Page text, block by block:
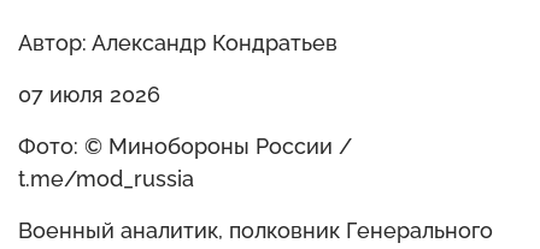
Автор: Александр Кондратьев
07 июля 2026
Фото: © Минобороны России /
t.me/mod_russia
Военный аналитик, полковник Генерального